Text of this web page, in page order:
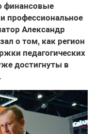
финансовые
профессиональное
Александр
о том, как регион
педагогических
достигнуты в